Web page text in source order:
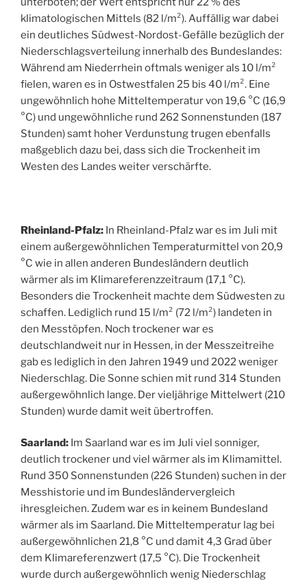
klimatologischen Mittels (82 l/m²). Auffällig war dabei
ein deutliches Südwest-Nordost-Gefälle bezüglich der
Niederschlagsverteilung innerhalb des Bundeslandes:
Während am Niederrhein oftmals weniger als 10 l/m²
fielen, waren es in Ostwestfalen 25 bis 40 l/m². Eine
ungewöhnlich hohe Mitteltemperatur von 19,6 °C (16,9
°C) und ungewöhnliche rund 262 Sonnenstunden (187
Stunden) samt hoher Verdunstung trugen ebenfalls
maßgeblich dazu bei, dass sich die Trockenheit im
Westen des Landes weiter verschärfte.
Rheinland-Pfalz: In Rheinland-Pfalz war es im Juli mit
einem außergewöhnlichen Temperaturmittel von 20,9
°C wie in allen anderen Bundesländern deutlich
wärmer als im Klimareferenzzeitraum (17,1 °C).
Besonders die Trockenheit machte dem Südwesten zu
schaffen. Lediglich rund 15 l/m² (72 l/m²) landeten in
den Messtöpfen. Noch trockener war es
deutschlandweit nur in Hessen, in der Messzeitreihe
gab es lediglich in den Jahren 1949 und 2022 weniger
Niederschlag. Die Sonne schien mit rund 314 Stunden
außergewöhnlich lange. Der vieljährige Mittelwert (210
Stunden) wurde damit weit übertroffen.
Saarland: Im Saarland war es im Juli viel sonniger,
deutlich trockener und viel wärmer als im Klimamittel.
Rund 350 Sonnenstunden (226 Stunden) suchen in der
Messhistorie und im Bundesländervergleich
ihresgleichen. Zudem war es in keinem Bundesland
wärmer als im Saarland. Die Mitteltemperatur lag bei
außergewöhnlichen 21,8 °C und damit 4,3 Grad über
dem Klimareferenzwert (17,5 °C). Die Trockenheit
wurde durch außergewöhnlich wenig Niederschlag